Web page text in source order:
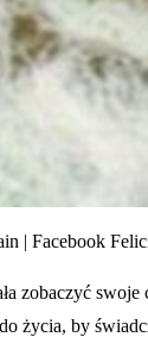
| Facebook
zobaczyć swoje
życia, by